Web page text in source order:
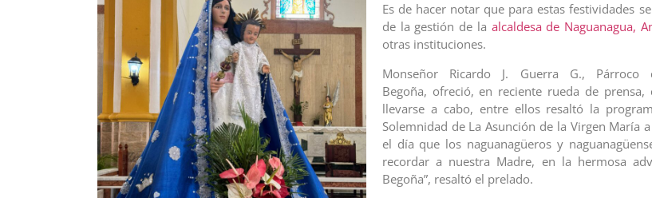
Es de hacer notar que para estas festividades
de la gestión de la alcaldesa de Naguanagua,
otras instituciones.
Monseñor Ricardo J. Guerra G.,
Begoña, ofreció, en reciente rueda de
llevarse a cabo, entre ellos resaltó la
Solemnidad de La Asunción de la Virgen María
el día que los naguanagüeros y
recordar a nuestra Madre, en la hermosa
Begoña”, resaltó el prelado.